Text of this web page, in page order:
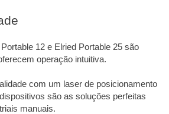
12 e Elried Portable 25 são
operação intuitiva.
com um laser de posicionamento
são as soluções perfeitas
manuais.